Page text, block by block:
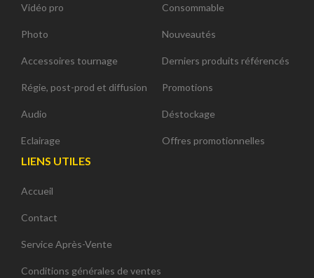
Vidéo pro
Photo
Accessoires tournage
Régie, post-prod et diffusion
Audio
Eclairage
Consommable
Nouveautés
Derniers produits référencés
Promotions
Déstockage
Offres promotionnelles
LIENS UTILES
Accueil
Contact
Service Après-Vente
Conditions générales de ventes